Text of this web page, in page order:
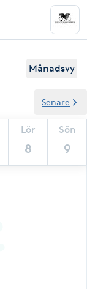
Månadsvy
Lör
8
Sön
9
Senare